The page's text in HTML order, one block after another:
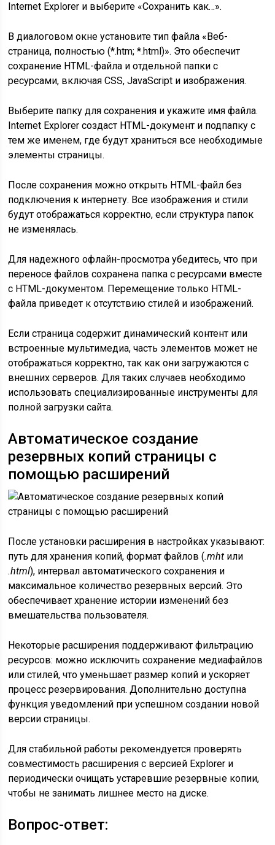
Internet Explorer и выберите «Сохранить как…».
В диалоговом окне установите тип файла «Веб-
страница, полностью (*.htm; *.html)». Это обеспечит
сохранение HTML-файла и отдельной папки с
ресурсами, включая CSS, JavaScript и изображения.
Выберите папку для сохранения и укажите имя файла.
Internet Explorer создаст HTML-документ и подпапку с
тем же именем, где будут храниться все необходимые
элементы страницы.
После сохранения можно открыть HTML-файл без
подключения к интернету. Все изображения и стили
будут отображаться корректно, если структура папок
не изменялась.
Для надежного офлайн-просмотра убедитесь, что при
переносе файлов сохранена папка с ресурсами вместе
с HTML-документом. Перемещение только HTML-
файла приведет к отсутствию стилей и изображений.
Если страница содержит динамический контент или
встроенные мультимедиа, часть элементов может не
отображаться корректно, так как они загружаются с
внешних серверов. Для таких случаев необходимо
использовать специализированные инструменты для
полной загрузки сайта.
Автоматическое создание
резервных копий страницы с
помощью расширений
После установки расширения в настройках указывают:
путь для хранения копий, формат файлов (.mht или
.html), интервал автоматического сохранения и
максимальное количество резервных версий. Это
обеспечивает хранение истории изменений без
вмешательства пользователя.
Некоторые расширения поддерживают фильтрацию
ресурсов: можно исключить сохранение медиафайлов
или стилей, что уменьшает размер копий и ускоряет
процесс резервирования. Дополнительно доступна
функция уведомлений при успешном создании новой
версии страницы.
Для стабильной работы рекомендуется проверять
совместимость расширения с версией Explorer и
периодически очищать устаревшие резервные копии,
чтобы не занимать лишнее место на диске.
Вопрос-ответ: